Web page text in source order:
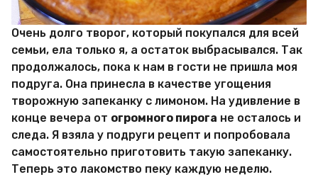
Очень долго творог, который покупался для всей
семьи, ела только я, а остаток выбрасывался. Так
продолжалось, пока к нам в гости не пришла моя
подруга. Она принесла в качестве угощения
творожную запеканку с лимоном. На удивление в
конце вечера от огромного пирога не осталось и
следа. Я взяла у подруги рецепт и попробовала
самостоятельно приготовить такую запеканку.
Теперь это лакомство пеку каждую неделю.